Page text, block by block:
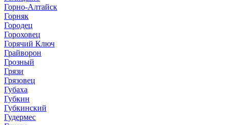
Горно-Алтайск
Горняк
Городец
Гороховец
Горячий Ключ
Грайворон
Грозный
Грязи
Грязовец
Губаха
Губкин
Губкинский
Гудермес